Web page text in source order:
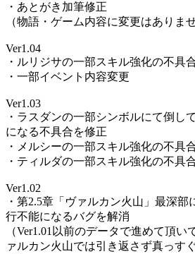
・あとがき加筆修正
（物語・ゲーム内容に変更はありませ
Ver1.04
・ルリジサの一部スキル強化の不具
・一部イベント内容変更
Ver1.03
・ラスダンの一部シンボルにて倒し
になる不具合を修正
・メルシーの一部スキル強化の不具
・ティルダの一部スキル強化の不具
Ver1.02
・第2.5章「ヴァルカン火山」最深
行不能になるバグを解消
（Ver1.01以前のデータで進めて頂い
ァルカン火山では引き返さず真っす